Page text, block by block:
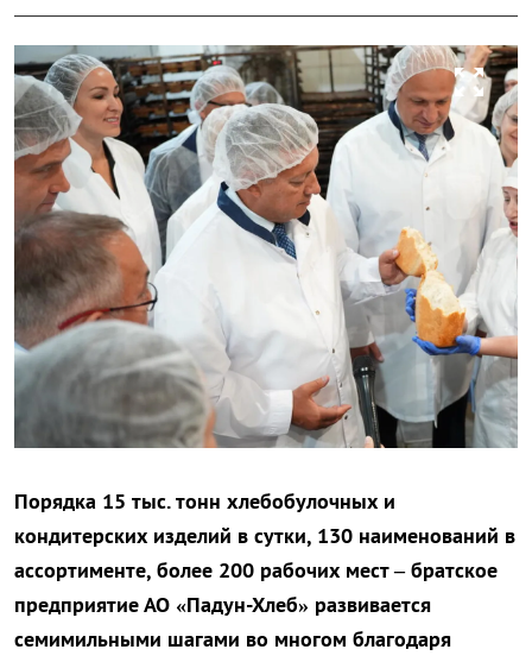
zoom_out_map
Порядка 15 тыс. тонн хлебобулочных и
кондитерских изделий в сутки, 130 наименований в
ассортименте, более 200 рабочих мест – братское
предприятие АО «Падун-Хлеб» развивается
семимильными шагами во многом благодаря